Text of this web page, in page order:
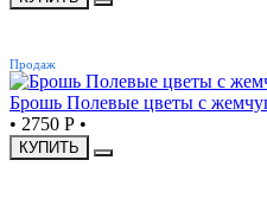
Продаж
Брошь Полевые цветы с
• 2750 Р •
КУПИТЬ